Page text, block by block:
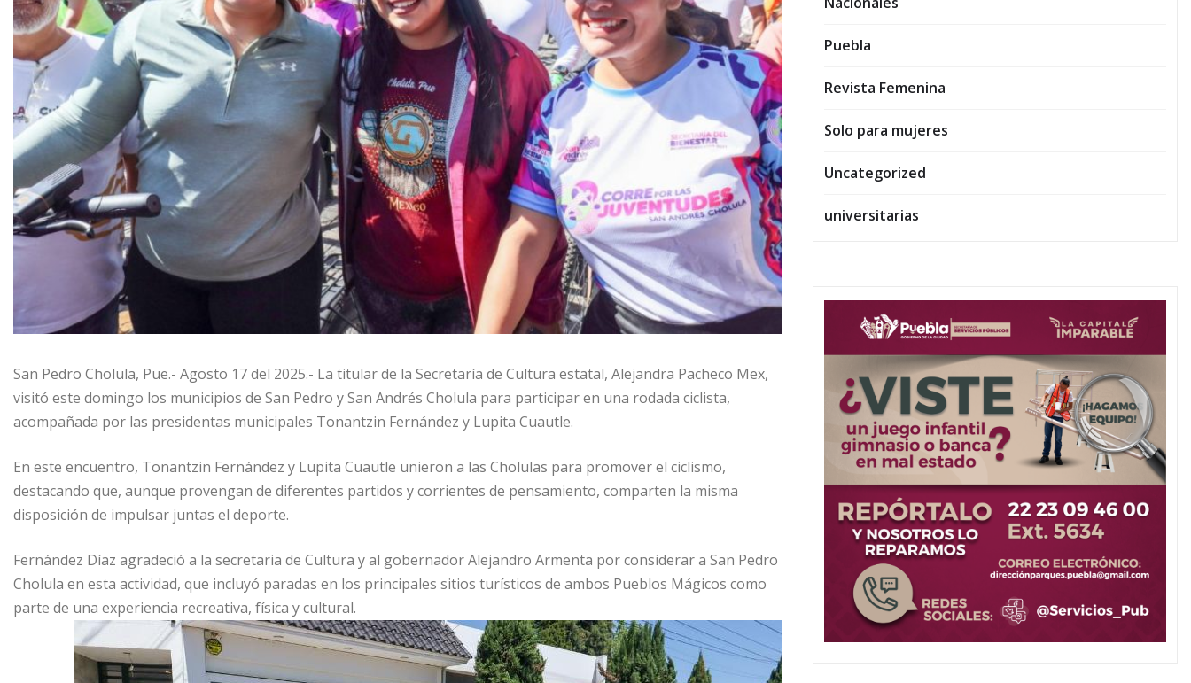
San Pedro Cholula, Pue.- Agosto 17 del 2025.- La titular de la Secretaría de Cultura estatal, Alejandra Pacheco Mex,
visitó este domingo los municipios de San Pedro y San Andrés Cholula para participar en una rodada ciclista,
acompañada por las presidentas municipales Tonantzin Fernández y Lupita Cuautle.
En este encuentro, Tonantzin Fernández y Lupita Cuautle unieron a las Cholulas para promover el ciclismo,
destacando que, aunque provengan de diferentes partidos y corrientes de pensamiento, comparten la misma
disposición de impulsar juntas el deporte.
Fernández Díaz agradeció a la secretaria de Cultura y al gobernador Alejandro Armenta por considerar a San Pedro
Cholula en esta actividad, que incluyó paradas en los principales sitios turísticos de ambos Pueblos Mágicos como
parte de una experiencia recreativa, física y cultural.
Puebla
Revista Femenina
Solo para mujeres
Uncategorized
universitarias